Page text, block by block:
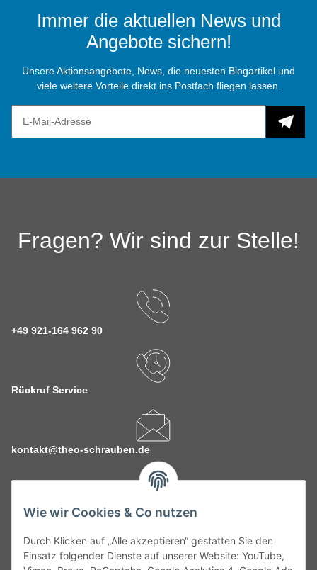
Wie wir Cookies & Co nutzen
Durch Klicken auf „Alle akzeptieren“ gestatten Sie den
Einsatz folgender Dienste auf unserer Website: YouTube,
Immer die aktuellen News und
Angebote sichern!
Unsere Aktionsangebote, News, die neuesten Blogartikel und
viele weitere Vorteile direkt ins Postfach fliegen lassen.
Fragen? Wir sind zur Stelle!
+49 921-164 962 90
Rückruf Service
kontakt@theo-schrauben.de
Service